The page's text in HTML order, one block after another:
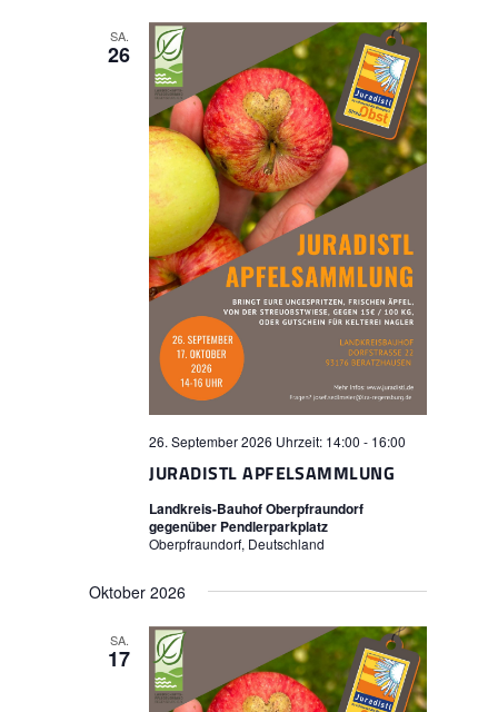
SA.
26
JURADISTL APFELSAMMLUNG
26. September 2026 Uhrzeit: 14:00 - 16:00
Landkreis-Bauhof Oberpfraundorf
gegenüber Pendlerparkplatz
Oberpfraundorf, Deutschland
Oktober 2026
SA.
17